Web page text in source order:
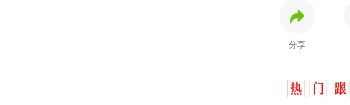
分享
制裁瓜子饺子，美国怕什么？